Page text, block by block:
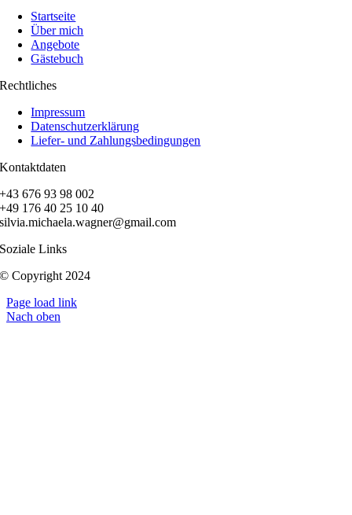
Startseite
Über mich
Angebote
Gästebuch
Rechtliches
Impressum
Datenschutzerklärung
Liefer- und Zahlungsbedingungen
Kontaktdaten
+43 676 93 98 002
+49 176 40 25 10 40
silvia.michaela.wagner@gmail.com
Soziale Links
© Copyright 2024
Page load link
Nach oben